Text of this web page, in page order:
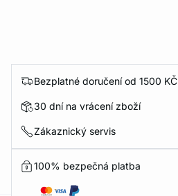
Bezplatné doručení od 1500 KČ
30 dní na vrácení zboží
Zákaznický servis
100% bezpečná platba